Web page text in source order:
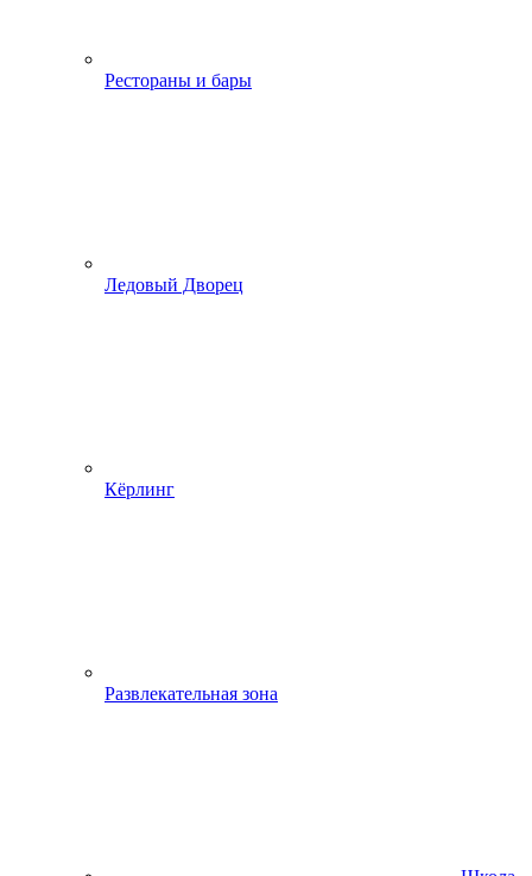
Рестораны и бары
Ледовый Дворец
Кёрлинг
Развлекательная зона